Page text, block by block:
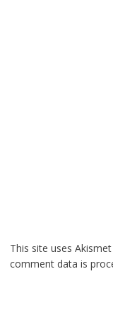
This site uses
comment data is